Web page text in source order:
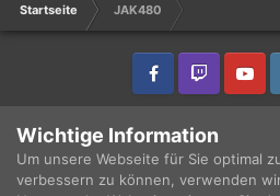
Startseite JAK480
Copyright © 2003 - 2021
Powered by Invision
Wichtige Information
Um unsere Webseite für Sie optimal
verbessern zu können, verwenden